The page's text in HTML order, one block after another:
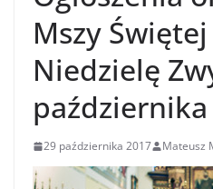
Mszy Świętej
Niedzielę
października
29 października 2017 Mateusz